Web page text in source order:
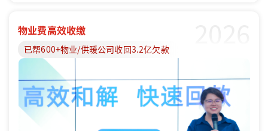
物业费高效收缴
已帮600+物业/供暖公司收回3.2亿欠款